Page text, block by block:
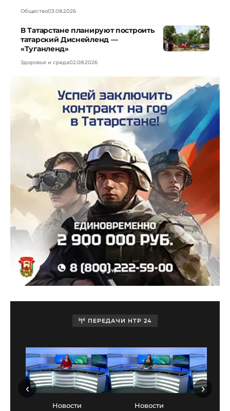
Общество03.08.2026
В Татарстане планируют построить
татарский Диснейленд —
«Туганленд»
Здоровье и среда02.08.2026
ПЕРЕДАЧИ НТР 24
Новости
Новости
‹ ›